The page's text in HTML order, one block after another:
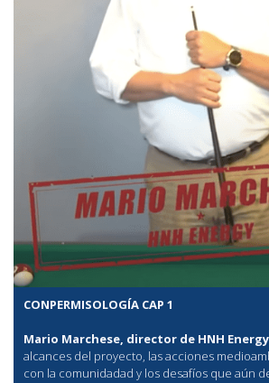
CONPERMISOLOGÍA CAP 1
Mario Marchese, director de HNH
alcances del proyecto, las acciones
con la comunidadad y los desafíos que aún